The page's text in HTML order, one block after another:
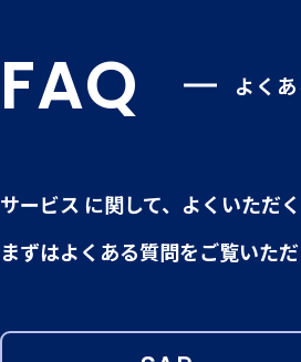
FAQ よく
サービス に関して、よくいただ
まずはよくある質問をご覧いた